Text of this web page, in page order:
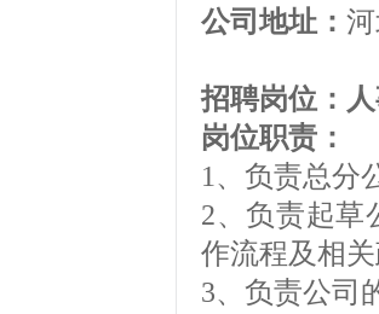
公司地址：
招聘岗位：
岗位职责：
1、负责总分
2、负责起草
作流程及相
3、负责公司